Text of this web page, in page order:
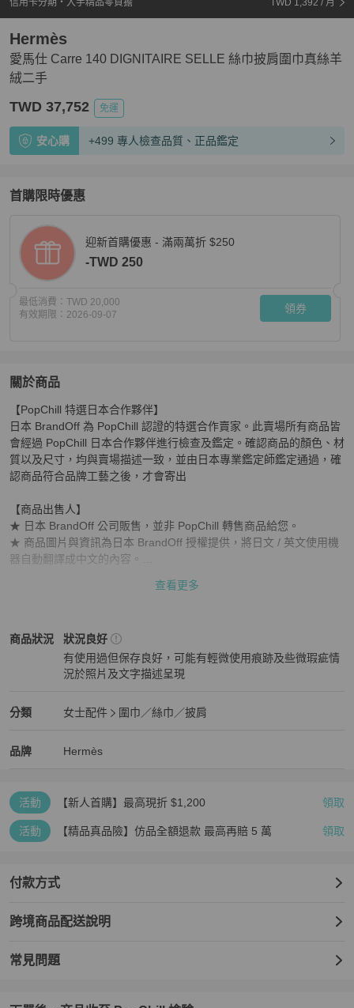
信用卡分期・入手精品零負擔 TWD 1,392 / 月
愛馬仕 Carre 140 DIGNITAIRE SELLE 絲巾披肩圍巾真絲羊
絨二手
Hermès
TWD 37,752 免運
安心購 +499 專人檢查品質、正品鑑定
首購限時優惠
迎新首購優惠 - 滿兩萬折 $250
-TWD 250
最低消費： TWD 20,000
有效期限： 2026-09-07 領券
關於商品
關於愛馬仕 Carre 140 DIGNITAIRE SELLE 絲巾披肩圍巾真
【PopChill 特選日本合作夥伴】
日本 BrandOff 為 PopChill 認證的特選合作賣家。此賣場所有商品皆
會經過 PopChill 日本合作夥伴進行檢查及鑑定。確認商品的顏色、材
質以及尺寸，均與賣場描述一致，並由日本專業鑑定師鑑定通過，確
認商品符合品牌工藝之後，才會寄出
【商品出售人】
★ 日本 BrandOff 公司販售，並非 PopChill 轉售商品給您。
★ 商品圖片與資訊為日本 BrandOff 授權提供，將日文 / 英文使用機
器自動翻譯成中文的內容。
顏色：粉紅色 x 多色
材質：真絲/絲/羊絨
尺寸：136公分 x 136公分（53.5吋 x 53.5吋）
查看更多
商品狀況
Hermès女士配件商品狀態與細節
狀況良好
有使用過但保存良好，可能有輕微使用痕跡及些微瑕疵情
況於照片及文字描述呈現
分類
Hermès 女士配件分類資訊
女士配件
圍巾／絲巾／披肩
品牌
Hermès 精品女士配件
Hermès
Hermès 推薦清單
活動 【新人首購】最高現折 $1,200 領取
活動 【精品真品險】仿品全額退款 最高再賠 5 萬 領取
付款方式
跨境商品配送說明
常見問題